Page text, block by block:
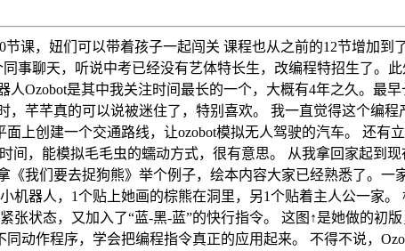
课，妞们可以带着孩子一起闯关 课程也从之前的12节增加到
事聊天，听说中考已经没有艺体特长生，改编程特招生了。
Ozobot是其中我关注时间最长的一个，大概有4年之久。最
芊芊真的可以说被迷住了，特别喜欢。 我一直觉得这个编程
上创建一个交通路线，让ozobot模拟无人驾驶的汽车。 还有
间，能模拟毛毛虫的蠕动方式，很有意思。 从我拿回家起到
我们要去捉狗熊》举个例子，绘本内容大家已经熟悉了。一
器人，1个贴上她画的棕熊在洞里，另1个贴着主人公一家
状态，又加入了“蓝-黑-蓝”的快行指令。 这图↑是她做的初
动作程序，学会把编程指令真正的应用起来。 不得不说，